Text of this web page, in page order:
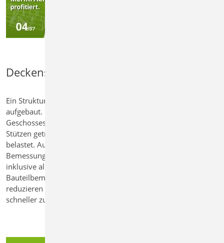
Deckensysteme bemessen
Ein Strukturmodell im Hochbau wird geschossweise
aufgebaut. Die Decke bildet den oberen Abschluss eines
Geschosses, wird von darunterliegenden Wänden und
Stützen getragen und von den darüberliegenden zusätzlich
belastet. Aus diesem Modell lässt sich mit wenigen Klicks ein
Bemessungsmodell für die Decke in MicroFe ableiten –
inklusive aller Lagerungen und Belastungen. So gelingt die
Bauteilbemessung in nur wenigen Minuten. Dadurch
reduzieren Sie den Aufwand erheblich und gelangen
schneller zu verlässlichen Ergebnissen.